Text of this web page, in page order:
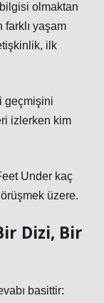
bilgisi olmaktan
farklı yaşam
ilk
geçmişini
izlerken kim
Under kaç
üzere.
Dizi, Bir
basittir: